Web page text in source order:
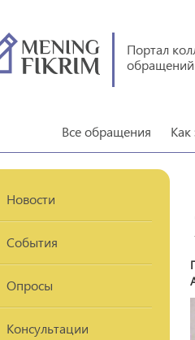
Портал
обращений
Все обращения Как
Новости
События
Опросы
Консультации